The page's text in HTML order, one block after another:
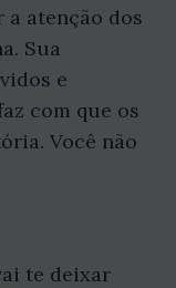
a atenção dos
Sua
e
com que os
Você não
te deixar